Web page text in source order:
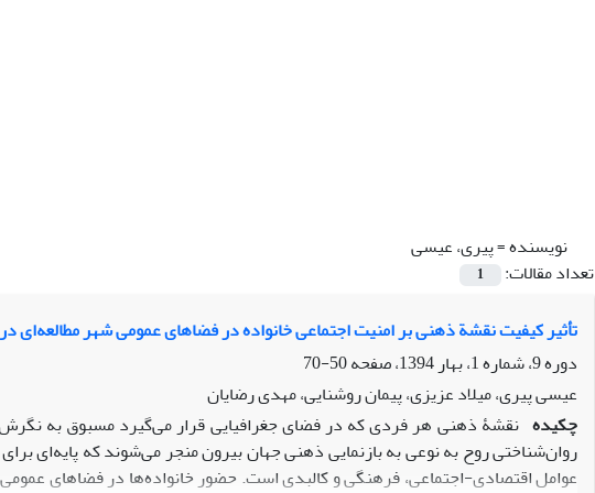
نویسنده =پیری، عیسی
تعداد مقالات:
1
تأثیر کیفیت نقشة ذهنی بر امنیت اجتماعی خانواده در فضاهای عمومی‌ شهر مطالعه‌ای
دوره 9، شماره 1، بهار 1394، صفحه
50-70
عیسی پیری، میلاد عزیزی، پیمان روشنایی، مهدی رضایان
چکیده نقشۀ ذهنی هر فردی که در فضای جغرافیایی قرار می‌‌گیرد مسبوق به
روان‌شناختی روح به نوعی به بازنمایی ذهنی جهان بیرون منجر می‌‌شوند که پایه‌ای
عوامل اقتصادی-اجتماعی،‌ فرهنگی و کالبدی است. حضور خانواده‌ها در فضاهای